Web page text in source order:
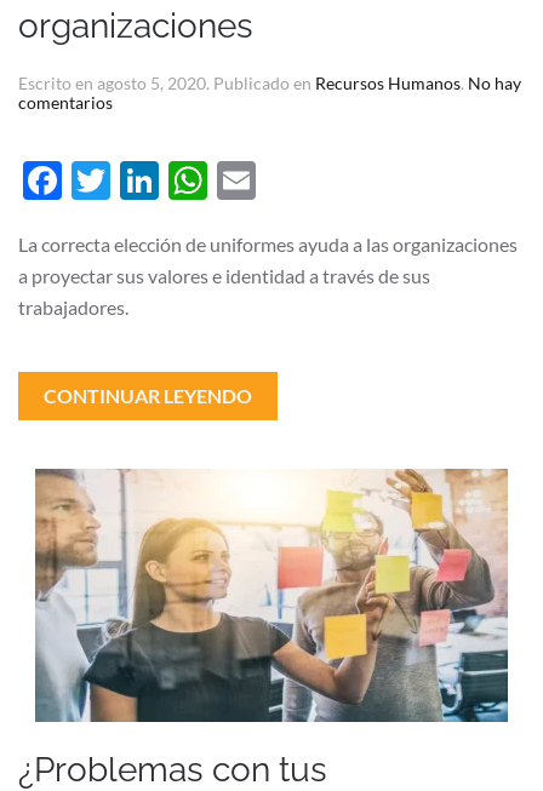
organizaciones
Escrito en agosto 5, 2020. Publicado en Recursos Humanos. No hay
comentariosen
de
los
uniformes
identificación
de
organizaciones
Facebook
Twitter
LinkedIn
WhatsApp
La correcta elección de uniformes ayuda a las organizaciones
a proyectar sus valores e identidad a través de sus
trabajadores.
CONTINUAR LEYENDO
¿Problemas con tus